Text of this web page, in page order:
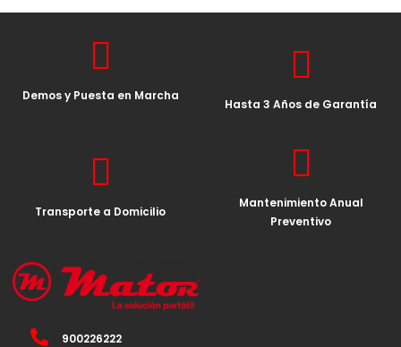
Demos y Puesta en Marcha
Hasta 3 Años de Garantía
Transporte a Domicilio
Mantenimiento Anual
Preventivo
900226222